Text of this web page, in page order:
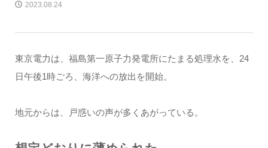
2023.08.24
東京電力は、福島第一原子力発電所にたまる処理水を、24
日午後1時ごろ、海洋への放出を開始。
地元からは、戸惑いの声が多くあがっている。